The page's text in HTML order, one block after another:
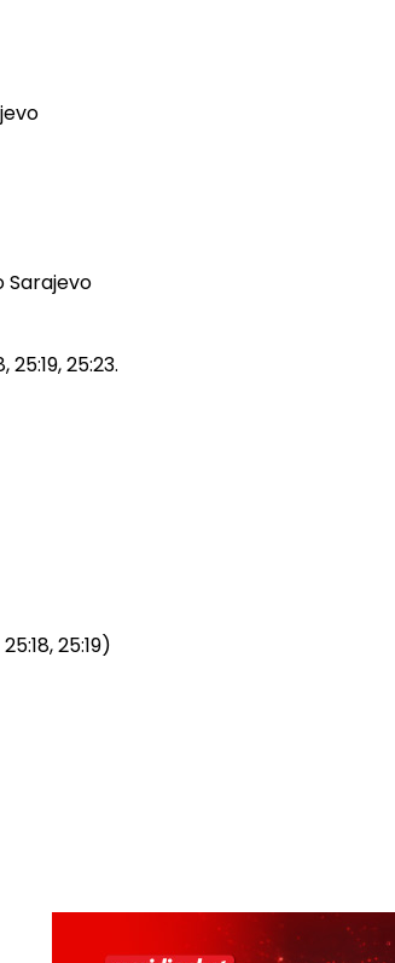
Sarajevo
25:19, 25:23.
25:19)